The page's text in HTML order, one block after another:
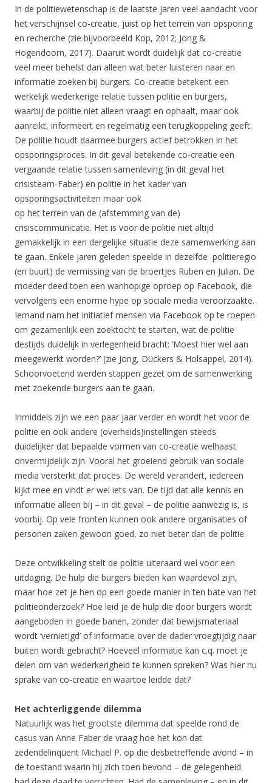
In de politiewetenschap is de laatste jaren veel aandacht voor
het verschijnsel co-creatie, juist op het terrein van opsporing
en recherche (zie bijvoorbeeld Kop, 2012; Jong &
Hogendoorn, 2017). Daaruit wordt duidelijk dat co-creatie
veel meer behelst dan alleen wat beter luisteren naar en
informatie zoeken bij burgers. Co-creatie betekent een
werkelijk wederkerige relatie tussen politie en burgers,
waarbij de politie niet alleen vraagt en ophaalt, maar ook
aanreikt, informeert en regelmatig een terugkoppeling geeft.
De politie houdt daarmee burgers actief betrokken in het
opsporingsproces. In dit geval betekende co-creatie een
vergaande relatie tussen samenleving (in dit geval het
crisisteam-Faber) en politie in het kader van
opsporingsactiviteiten maar ook
op het terrein van de (afstemming van de)
crisiscommunicatie. Het is voor de politie niet altijd
gemakkelijk in een dergelijke situatie deze samenwerking aan
te gaan. Enkele jaren geleden speelde in dezelfde politieregio
(en buurt) de vermissing van de broertjes Ruben en Julian. De
moeder deed toen een wanhopige oproep op Facebook, die
vervolgens een enorme hype op sociale media veroorzaakte.
Iemand nam het initiatief mensen via Facebook op te roepen
om gezamenlijk een zoektocht te starten, wat de politie
destijds duidelijk in verlegenheid bracht: ‘Moest hier wel aan
meegewerkt worden?’ (zie Jong, Dückers & Holsappel, 2014).
Schoorvoetend werden stappen gezet om de samenwerking
met zoekende burgers aan te gaan.
Inmiddels zijn we een paar jaar verder en wordt het voor de
politie en ook andere (overheids)instellingen steeds
duidelijker dat bepaalde vormen van co-creatie welhaast
onvermijdelijk zijn. Vooral het groeiend gebruik van sociale
media versterkt dat proces. De wereld verandert, iedereen
kijkt mee en vindt er wel iets van. De tijd dat alle kennis en
informatie alleen bij – in dit geval – de politie aanwezig is, is
voorbij. Op vele fronten kunnen ook andere organisaties of
personen zaken gewoon goed, zo niet beter dan de politie.
Deze ontwikkeling stelt de politie uiteraard wel voor een
uitdaging. De hulp die burgers bieden kan waardevol zijn,
maar hoe zet je hen op een goede manier in ten bate van het
politieonderzoek? Hoe leid je de hulp die door burgers wordt
aangeboden in goede banen, zonder dat bewijsmateriaal
wordt ‘vernietigd’ of informatie over de dader vroegtijdig naar
buiten wordt gebracht? Hoeveel informatie kan c.q. moet je
delen om van wederkerigheid te kunnen spreken? Was hier nu
sprake van co-creatie en waartoe leidde dat?
Het achterliggende dilemma
Natuurlijk was het grootste dilemma dat speelde rond de
casus van Anne Faber de vraag hoe het kon dat
zedendelinquent Michael P. op die desbetreffende avond – in
de toestand waarin hij zich toen bevond – de gelegenheid